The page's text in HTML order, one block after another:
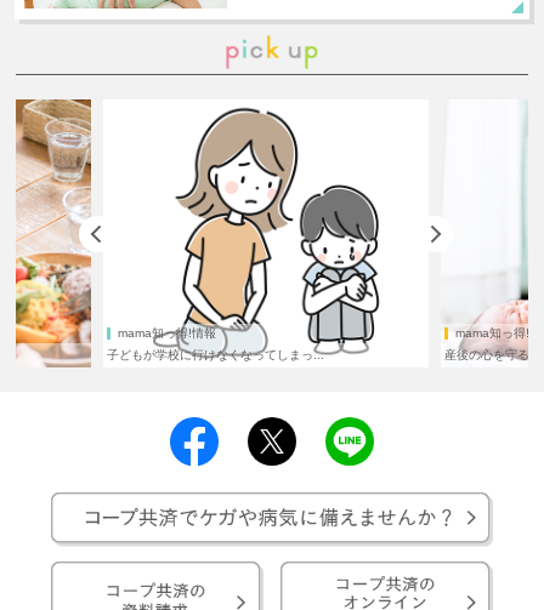
mama知っ得!情報
子どもが学校に行けなくなってしまっ...
mama知っ得!情
産後の心を守る